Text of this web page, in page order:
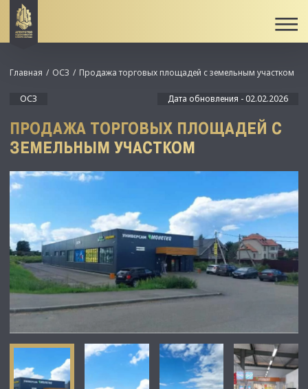
Главная ОСЗ Продажа торговых площадей с земельным участком
ОСЗ Дата обновления - 02.02.2026
ПРОДАЖА ТОРГОВЫХ ПЛОЩАДЕЙ С
ЗЕМЕЛЬНЫМ УЧАСТКОМ